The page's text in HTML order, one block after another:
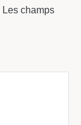
Les champs